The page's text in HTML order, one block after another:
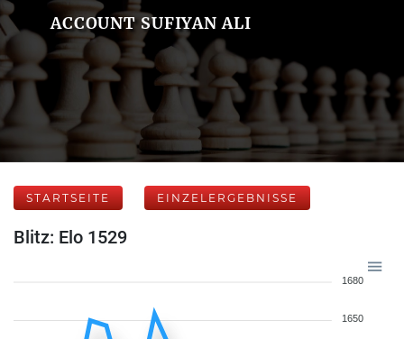
ACCOUNT SUFIYAN ALI
STARTSEITE EINZELERGEBNISSE
Blitz: Elo 1529
1680
1650